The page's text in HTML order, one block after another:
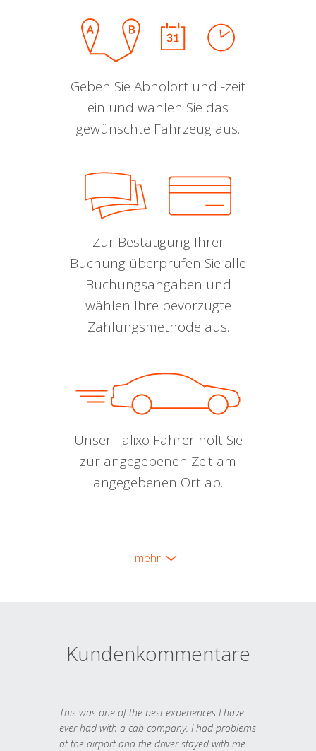
Geben Sie Abholort und -zeit
ein und wählen Sie das
gewünschte Fahrzeug aus.
Zur Bestätigung Ihrer
Buchung überprüfen Sie alle
Buchungsangaben und
wählen Ihre bevorzugte
Zahlungsmethode aus.
Unser Talixo Fahrer holt Sie
zur angegebenen Zeit am
angegebenen Ort ab.
mehr
Kundenkommentare
This was one of the best experiences I have
ever had with a cab company. I had problems
at the airport and the driver stayed with me